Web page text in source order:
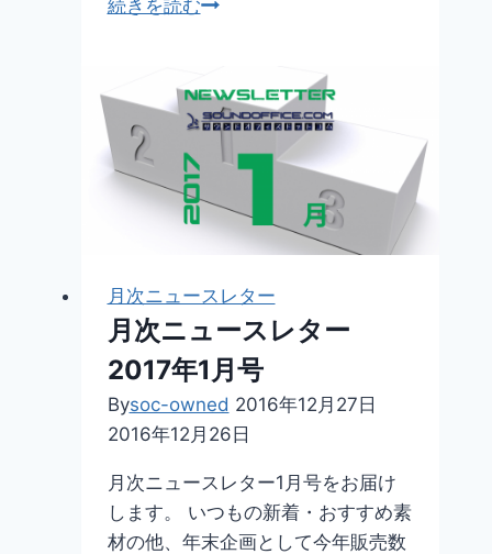
続きを読む【効
素
材】
計
の
針）
月次ニュースレター
月次ニュースレター
2017年1月号
Bysoc-owned 2016年12月27日
2016年12月26日
月次ニュースレター1月号をお届け
します。 いつもの新着・おすすめ素
材の他、年末企画として今年販売数